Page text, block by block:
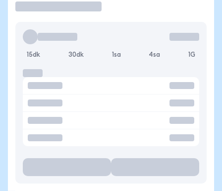
15dk 30dk 1sa 4sa 1G